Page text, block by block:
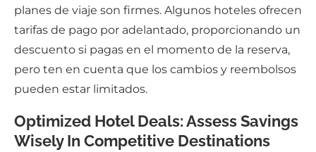
planes de viaje son firmes. Algunos hoteles ofrecen
tarifas de pago por adelantado, proporcionando un
descuento si pagas en el momento de la reserva,
pero ten en cuenta que los cambios y reembolsos
pueden estar limitados.
Optimized Hotel Deals: Assess Savings
Wisely In Competitive Destinations